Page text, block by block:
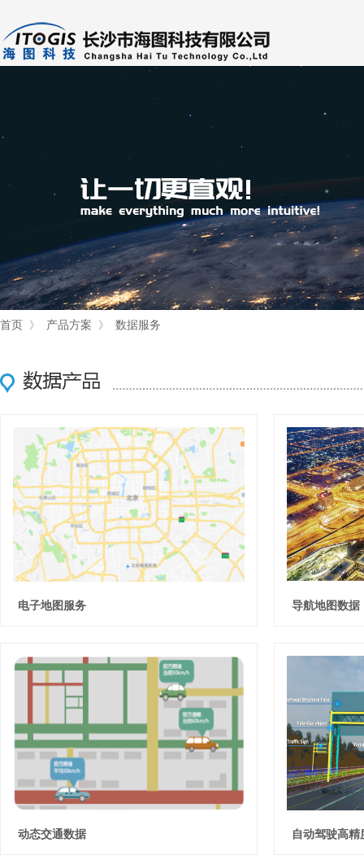
首页 》 产品方案 》 数据服务
电子地图服务 导航地图数据
动态交通数据 自动驾驶高精